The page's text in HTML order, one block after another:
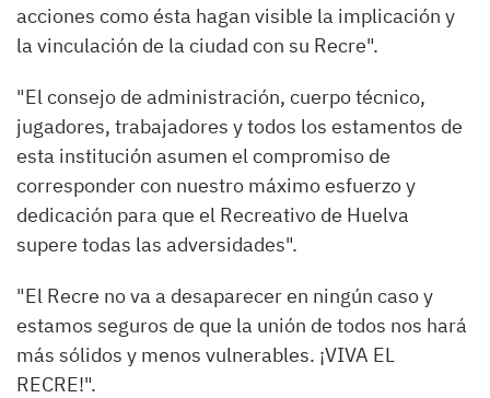
acciones como ésta hagan visible la implicación y
la vinculación de la ciudad con su Recre".
"El consejo de administración, cuerpo técnico,
jugadores, trabajadores y todos los estamentos de
esta institución asumen el compromiso de
corresponder con nuestro máximo esfuerzo y
dedicación para que el Recreativo de Huelva
supere todas las adversidades".
"El Recre no va a desaparecer en ningún caso y
estamos seguros de que la unión de todos nos hará
más sólidos y menos vulnerables. ¡VIVA EL
RECRE!".